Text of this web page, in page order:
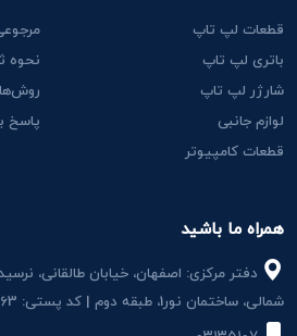
همراه ما باشید
دفتر مرکزی: اصفهان، خیابان طالقانی،
شمالی، ساختمان نور1، طبقه دوم | کد پستی: 8135945463
قطعات لپ تاپ
باتری لپ تاپ
شارژر لپ تاپ
لوازم جانبی
قطعات کامپیوتر
نحوه
پاسخ